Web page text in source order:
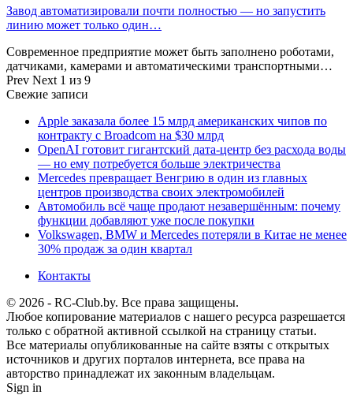
Завод автоматизировали почти полностью — но запустить
линию может только один…
Современное предприятие может быть заполнено роботами,
датчиками, камерами и автоматическими транспортными…
Prev Next 1 из 9
Свежие записи
Apple заказала более 15 млрд американских чипов по
контракту с Broadcom на $30 млрд
OpenAI готовит гигантский дата-центр без расхода воды
— но ему потребуется больше электричества
Mercedes превращает Венгрию в один из главных
центров производства своих электромобилей
Автомобиль всё чаще продают незавершённым: почему
функции добавляют уже после покупки
Volkswagen, BMW и Mercedes потеряли в Китае не менее
30% продаж за один квартал
Контакты
© 2026 - RC-Club.by. Все права защищены.
Любое копирование материалов с нашего ресурса разрешается
только с обратной активной ссылкой на страницу статьи.
Все материалы опубликованные на сайте взяты с открытых
источников и других порталов интернета, все права на
авторство принадлежат их законным владельцам.
Sign in